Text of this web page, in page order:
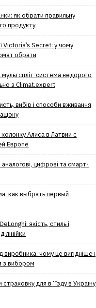
як обрати правильну
продукту
Victoria’s Secret: у чому
обрати
мультспліт-система недорого
з Climat.еxpert
вибір і способи вживання
Алиса в Латвии с
Европе
цифрові та смарт-
как выбрать первый
якість, стиль і
лінійки
виробника: чому це вигідніше і
з вибором
для вʼїзду в Україну